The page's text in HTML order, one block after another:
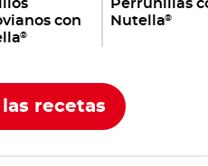
con
®
Perrunillas
Nutella®
recetas